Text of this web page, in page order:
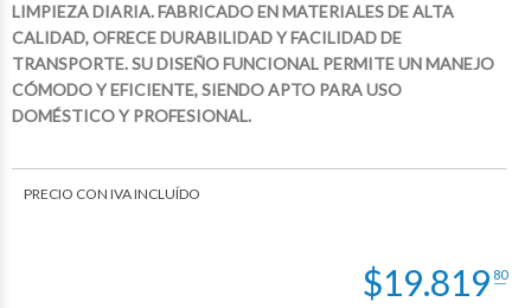
LIMPIEZA DIARIA. FABRICADO EN MATERIALES DE ALTA
CALIDAD, OFRECE DURABILIDAD Y FACILIDAD DE
TRANSPORTE. SU DISEÑO FUNCIONAL PERMITE UN MANEJO
CÓMODO Y EFICIENTE, SIENDO APTO PARA USO
DOMÉSTICO Y PROFESIONAL.
PRECIO CON IVA INCLUÍDO
$19.819 80